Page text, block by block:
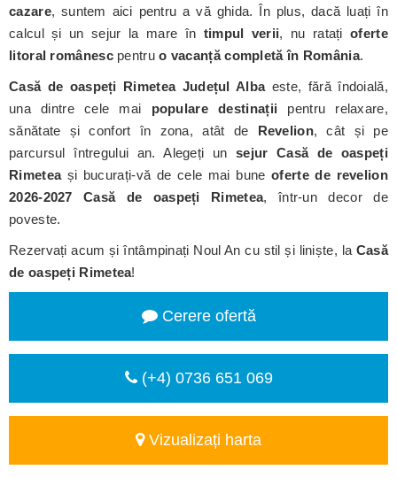
cazare, suntem aici pentru a vă ghida. În plus, dacă luați în
calcul și un sejur la mare în timpul verii, nu ratațioferte
litoral românescpentruo vacanță completă în România.
Casă de oaspeți Rimetea Județul Albaeste, fără îndoială,
una dintre cele mai populare destinații pentru relaxare,
sănătate și confort în zona, atât de Revelion, cât și pe
parcursul întregului an. Alegeți un sejur Casă de oaspeți
Rimeteași bucurați-vă de cele mai buneoferte de revelion
2026-2027 Casă de oaspeți Rimetea, într-un decor de
poveste.
Rezervați acum și întâmpinați Noul An cu stil și liniște, la Casă
de oaspeți Rimetea!
Cerere ofertă
(+4) 0736 651 069
Vizualizați harta